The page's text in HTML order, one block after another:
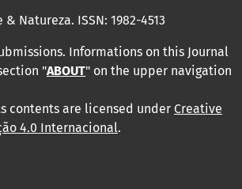
& Natureza. ISSN: 1982-4513
Informations on this Journal
"ABOUT" on the upper navigation
contents are licensed under Creative
4.0 Internacional.